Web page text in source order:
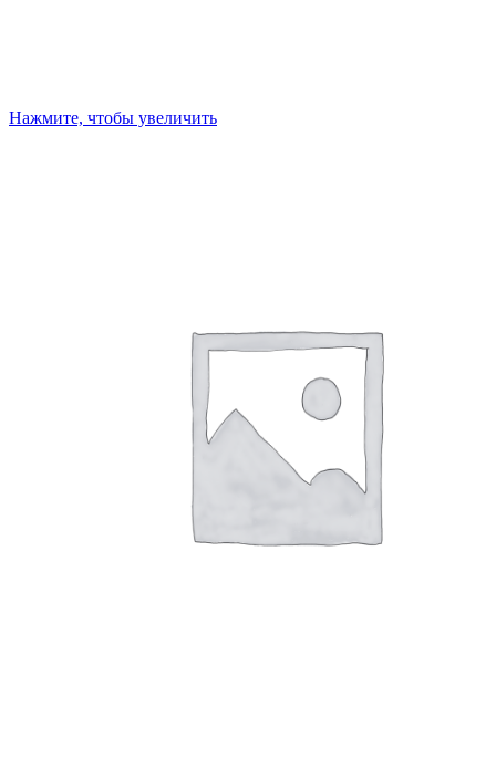
Нажмите, чтобы увеличить